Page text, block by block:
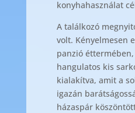
konyhahasználat
A találkozó
volt. Kényelmesen
panzió
hangulatos kis
kialakítva, amit a
igazán
házaspár